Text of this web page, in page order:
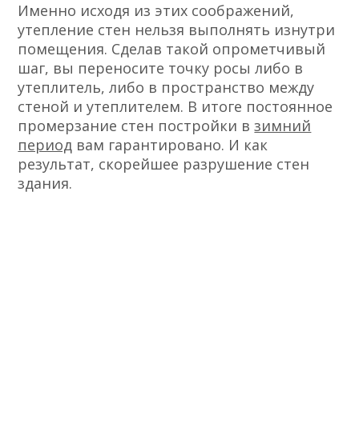
Именно исходя из этих соображений,
утепление стен нельзя выполнять изнутри
помещения. Сделав такой опрометчивый
шаг, вы переносите точку росы либо в
утеплитель, либо в пространство между
стеной и утеплителем. В итоге постоянное
промерзание стен постройки взимний
период вам гарантировано. И как
результат, скорейшее разрушение стен
здания.